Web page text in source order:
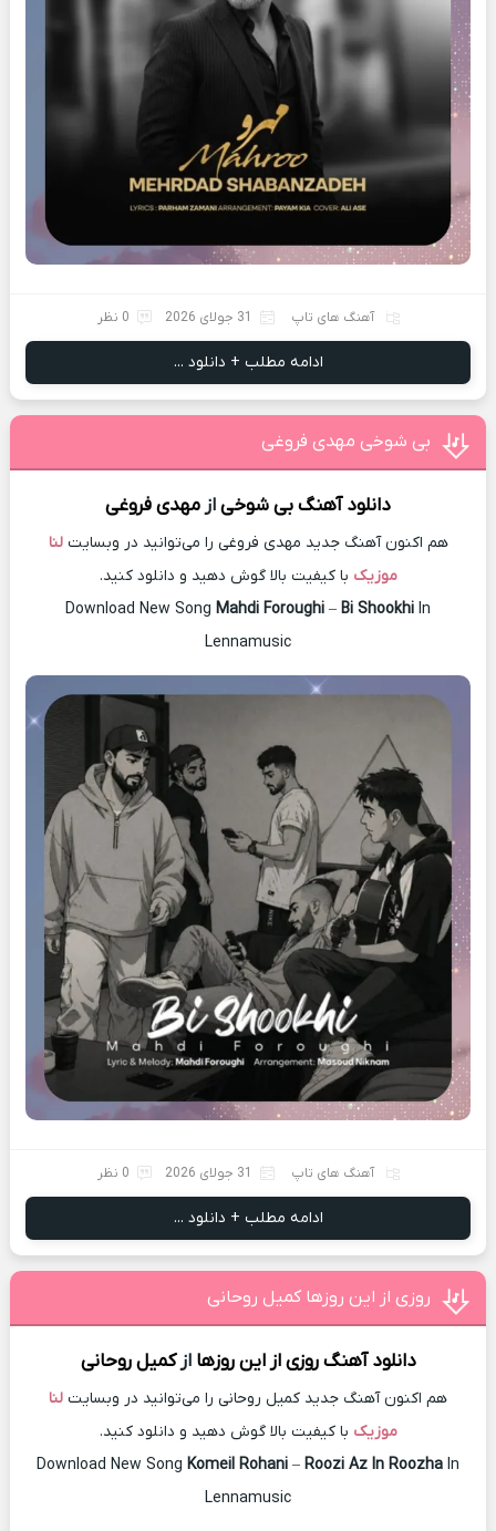
آهنگ های تاپ 31 جولای 2026 0 نظر
ادامه مطلب + دانلود ...
بی شوخی مهدی فروغی
دانلود آهنگبی شوخیازمهدی فروغی
هم اکنون آهنگ جدید مهدی فروغی را می‌توانید در وبسایتلنا
موزیک با کیفیت بالا گوش دهید و دانلود کنید.
Download New Song Mahdi Foroughi – Bi Shookhi In
Lennamusic
آهنگ های تاپ 31 جولای 2026 0 نظر
ادامه مطلب + دانلود ...
روزی از این روزها کمیل روحانی
دانلود آهنگ روزی از این روزها ازکمیل روحانی
هم اکنون آهنگ جدید کمیل روحانی را می‌توانید در وبسایت لنا
موزیک با کیفیت بالا گوش دهید و دانلود کنید.
Download New Song Komeil Rohani – Roozi Az In Roozha In
Lennamusic